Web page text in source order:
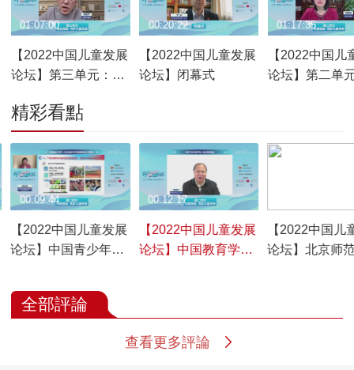
【2022中国儿童发展
论坛】第三单元：强
01:07:00
【2022中国儿童发展
论坛】闭幕式
00:20:22
【2022中国儿
论坛】第二单
01:17:35
精彩看點
【2022中国儿童发展
论坛】中国青少年科
理事长兼秘书长林利
琴：科教融合 培养一
00:09:44
【2022中国儿童发展
论坛】中国教育学会
00:12:17
【2022中国儿
论坛】北京师
全部評論
查看更多評論